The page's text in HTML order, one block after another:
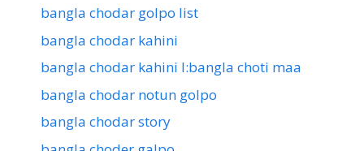
bangla chodar golpo list
bangla chodar kahini
bangla chodar kahini l:bangla choti maa
bangla chodar notun golpo
bangla chodar story